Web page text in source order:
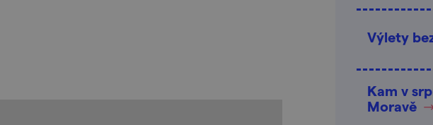
Výlety
Kam v
Moravě